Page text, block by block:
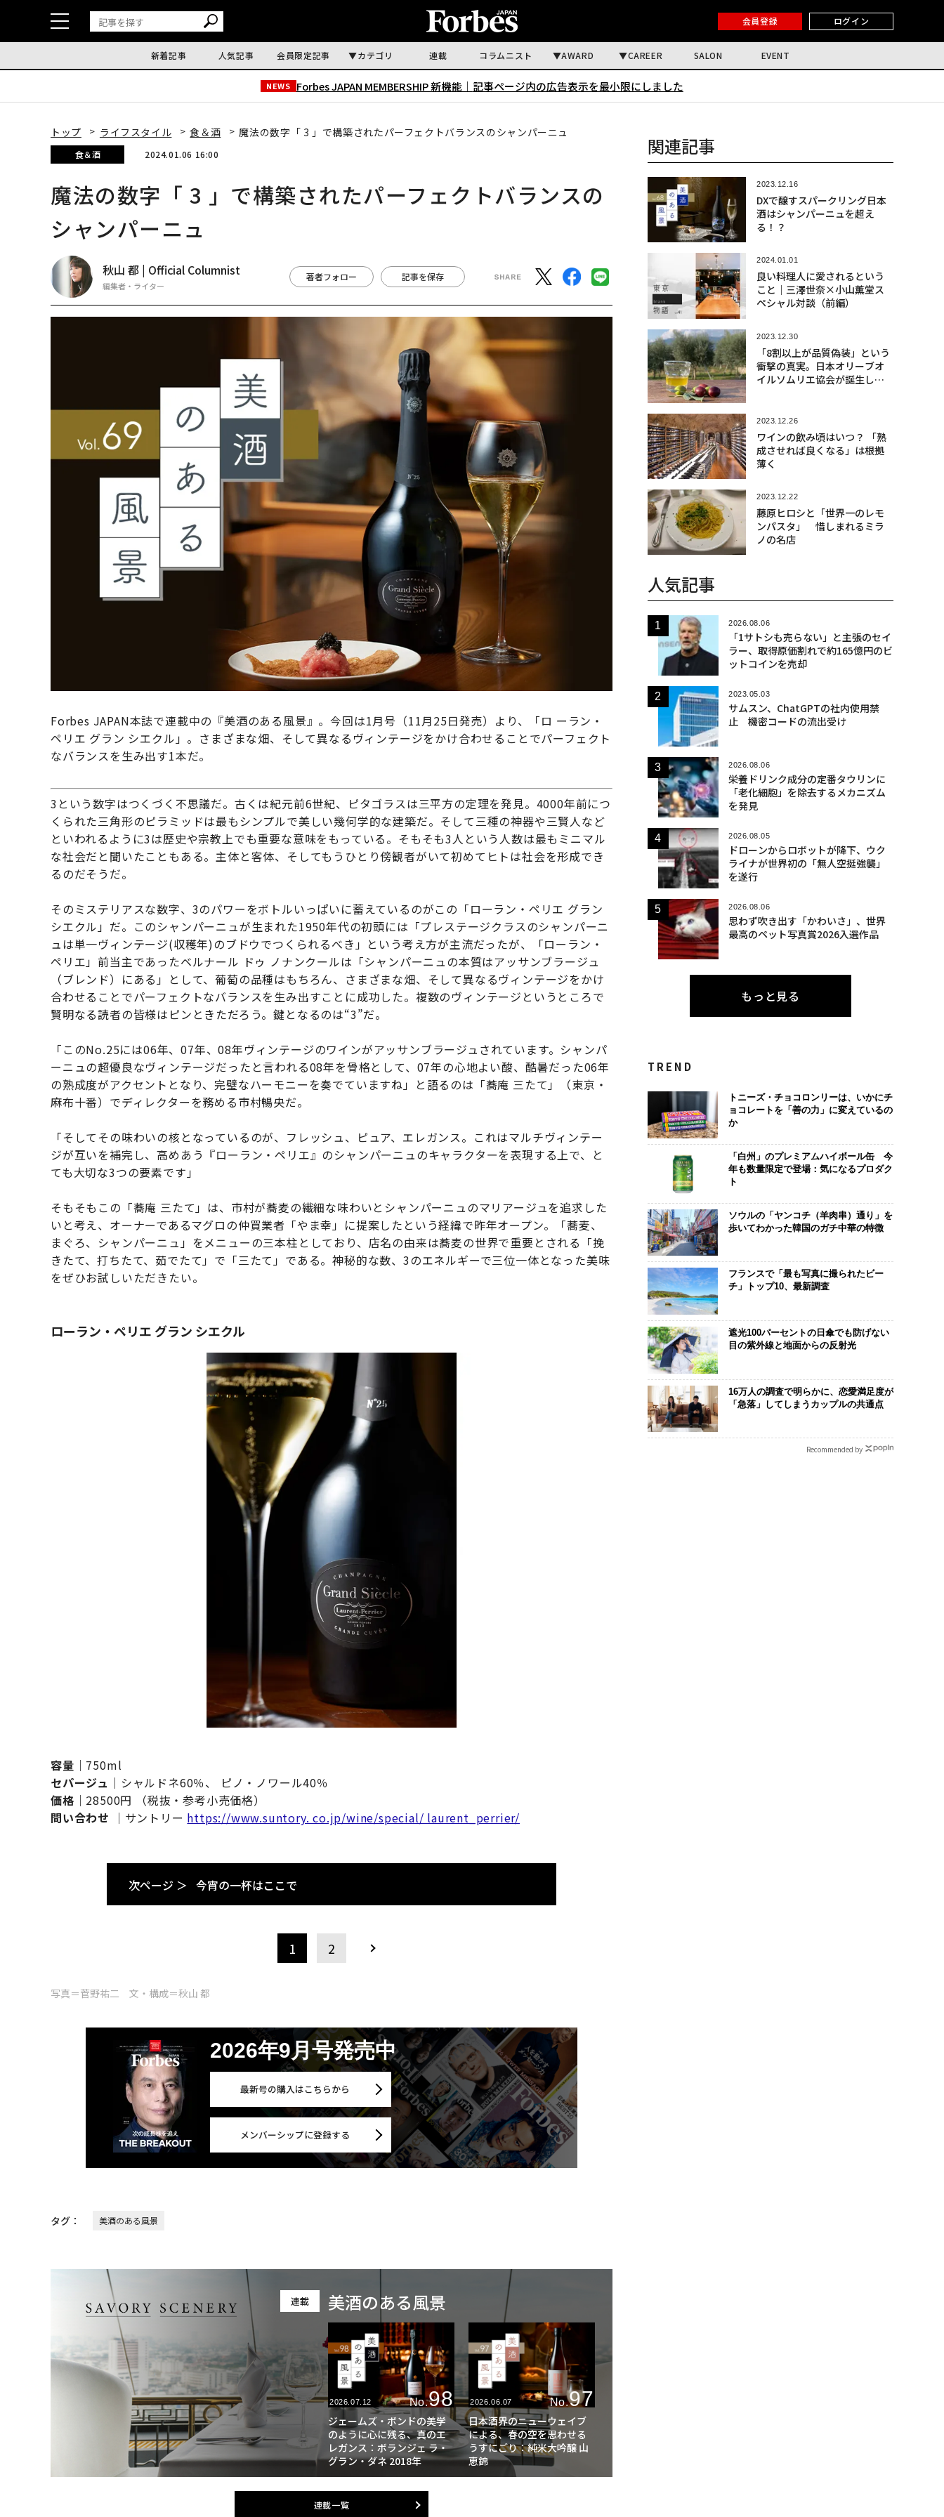
会員登録 ログイン
新着記事 人気記事 会員限定記事 カテゴリ 連載 コラムニスト AWARD CAREER SALON EVENT
NEWS Forbes JAPAN MEMBERSHIP 新機能｜ 記事ページ内の広告表示を最小限にしました
トップ ライフスタイル 食＆酒 魔法の数字「 3 」で構築されたパーフェクトバランスのシャンパーニュ
食＆酒 2024.01.06 16:00
魔法の数字「 3 」で構築されたパーフェクトバランスの
シャンパーニュ
秋山 都 | Official Columnist
編集者・ライター
著者フォロー 記事を保存
Forbes JAPAN本誌で連載中の『美酒のある風景』。今回は1月号（11月25日発売）より、「ロ ーラン・
ペリエ グラン シエクル」。さまざまな畑、そして異なるヴィンテージをかけ合わせることでパーフェクト
なバランスを生み出す1本だ。
3という数字はつくづく不思議だ。古くは紀元前6世紀、ピタゴラスは三平方の定理を発見。4000年前につ
くられた三角形のピラミッドは最もシンプルで美しい幾何学的な建築だ。そして三種の神器や三賢人など
といわれるように3は歴史や宗教上でも重要な意味をもっている。そもそも3人という人数は最もミニマル
な社会だと聞いたこともある。主体と客体、そしてもうひとり傍観者がいて初めてヒトは社会を形成でき
るのだそうだ。
そのミステリアスな数字、3のパワーをボトルいっぱいに蓄えているのがこの「ローラン・ペリエ グラン
シエクル」だ。このシャンパーニュが生まれた1950年代の初頭には「プレステージクラスのシャンパーニ
ュは単一ヴィンテージ(収穫年)のブドウでつくられるべき」という考え方が主流だったが、「ローラン・
ペリエ」前当主であったベルナール ドゥ ノナンクールは「シャンパーニュの本質はアッサンブラージュ
（ブレンド）にある」として、葡萄の品種はもちろん、さまざまな畑、そして異なるヴィンテージをかけ
合わせることでパーフェクトなバランスを生み出すことに成功した。複数のヴィンテージというところで
賢明なる読者の皆様はピンときただろう。鍵となるのは“3”だ。
「このNo.25には06年、07年、08年ヴィンテージのワインがアッサンブラージュされています。シャンパ
ーニュの超優良なヴィンテージだったと言われる08年を骨格として、07年の心地よい酸、酷暑だった06年
の熟成度がアクセントとなり、完璧なハーモニーを奏でていますね」と語るのは「蕎庵 三たて」（東京・
麻布十番）でディレクターを務める市村暢央だ。
「そしてその味わいの核となっているのが、フレッシュ、ピュア、エレガンス。これはマルチヴィンテー
ジが互いを補完し、高めあう『ローラン・ペリエ』のシャンパーニュのキャラクターを表現する上で、と
ても大切な3つの要素です」
そもそもこの「蕎庵 三たて」は、市村が蕎麦の繊細な味わいとシャンパーニュのマリアージュを追求した
いと考え、オーナーであるマグロの仲買業者「やま幸」に提案したという経緯で昨年オープン。「蕎麦、
まぐろ、シャンパーニュ」をメニューの三本柱としており、店名の由来は蕎麦の世界で重要とされる「挽
きたて、打ちたて、茹でたて」で「三たて」である。神秘的な数、3のエネルギーで三位一体となった美味
をぜひお試しいただきたい。
ローラン・ペリエ グラン シエクル
容量 ｜750ml
セパージュ ｜シャルドネ60％、 ピノ・ノワール40％
価格 ｜28500円 （税抜・参考小売価格）
問い合わせ ｜サントリー https://www.suntory. co.jp/wine/special/ laurent_perrier/
次ページ ＞ 今宵の一杯はここで
1 2
写真＝菅野祐二 文・構成＝秋山 都
2026年9月号発売中
最新号の購入はこちらから
メンバーシップに登録する
タグ： 美酒のある風景
連載 美酒のある風景
2026.07.12 No.98
ジェームズ・ボンドの美学
のように心に残る、真のエ
レガンス：ボランジェ ラ・
グラン・ダネ 2018年
2026.06.07 No.97
日本酒界のニューウェイブ
による、春の空を思わせる
うすにごり：純米大吟醸 山
恵錦
連載一覧
関連記事
2023.12.16
DXで醸すスパークリング日本
酒はシャンパーニュを超え
る！？
2024.01.01
良い料理人に愛されるという
こと｜三澤世奈×小山薫堂ス
ペシャル対談（前編）
2023.12.30
「8割以上が品質偽装」という
衝撃の真実。日本オリーブオ
イルソムリエ協会が誕生した
2023.12.26
ワインの飲み頃はいつ？ 「熟
成させれば良くなる」は根拠
薄く
2023.12.22
藤原ヒロシと「世界一のレモ
ンパスタ」 惜しまれるミラ
ノの名店
人気記事
2026.08.06
「1サトシも売らない」と主張のセイ
ラー、取得原価割れで約165億円のビ
ットコインを売却
2023.05.03
サムスン、ChatGPTの社内使用禁
止 機密コードの流出受け
2026.08.06
栄養ドリンク成分の定番タウリンに
「老化細胞」を除去するメカニズム
を発見
2026.08.05
ドローンからロボットが降下、ウク
ライナが世界初の「無人空挺強襲」
を遂行
2026.08.06
思わず吹き出す「かわいさ」、世界
最高のペット写真賞2026入選作品
もっと見る
TREND
トニーズ・チョコロンリーは、いかにチ
ョコレートを「善の力」に変えているの
か
「白州」のプレミアムハイボール缶 今
年も数量限定で登場：気になるプロダク
ト
ソウルの「ヤンコチ（羊肉串）通り」を
歩いてわかった韓国のガチ中華の特徴
フランスで「最も写真に撮られたビー
チ」トップ10、最新調査
遮光100パーセントの日傘でも防げない
目の紫外線と地面からの反射光
16万人の調査で明らかに、恋愛満足度が
「急落」してしまうカップルの共通点
Recommended by